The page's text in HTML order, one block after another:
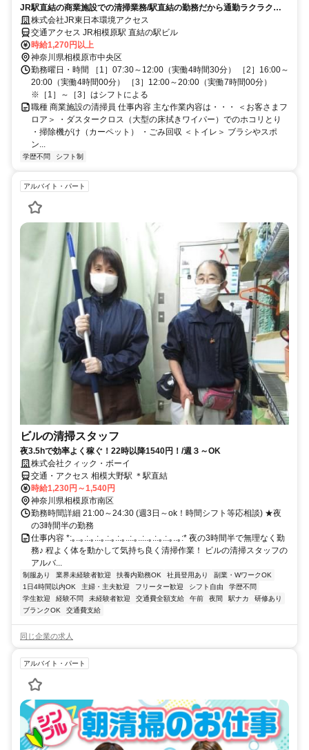
JR駅直結の商業施設での清掃業務/駅直結の勤務だから通勤ラクラク◎/
女性活躍中！/未経験歓迎
株式会社JR東日本環境アクセス
交通アクセス JR相模原駅 直結の駅ビル
時給1,270円以上
神奈川県相模原市中央区
勤務曜日・時間 ［1］07:30～12:00（実働4時間30分） ［2］16:00～
20:00（実働4時間00分） ［3］12:00～20:00（実働7時間00分）
※［1］～［3］はシフトによる
職種 商業施設の清掃員 仕事内容 主な作業内容は・・・ ＜お客さまフ
ロア＞ ・ダスタークロス（大型の床拭きワイパー）でのホコリとり
・掃除機がけ（カーペット） ・ごみ回収 ＜トイレ＞ ブラシやスポ
ン...
学歴不問 シフト制
アルバイト・パート
ビルの清掃スタッフ
夜3.5hで効率よく稼ぐ！22時以降1540円！/週３～OK
株式会社クィック・ボーイ
交通・アクセス 相模大野駅 ＊駅直結
時給1,230円～1,540円
神奈川県相模原市南区
勤務時間詳細 21:00～24:30 (週3日～ok！時間シフト等応相談) ★夜
の3時間半の勤務
仕事内容 *:｡..｡.:.｡.:.｡.:.｡.:.｡..:.｡..:..｡.:.｡.:.｡..｡:* 夜の3時間半で無理なく勤
務♪ 程よく体を動かして気持ち良く清掃作業！ ビルの清掃スタッフの
アルバ...
制服あり 業界未経験者歓迎 扶養内勤務OK 社員登用あり
副業・WワークOK
1日4時間以内OK
主婦・主夫歓迎 フリーター歓迎 シフト自由
学歴不問
学生歓迎
経験不問 未経験者歓迎 交通費全額支給 午前 夜間 駅ナカ
研修あり
ブランクOK
交通費支給
同じ企業の求人
アルバイト・パート